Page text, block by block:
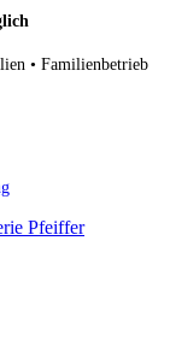
• Familienbetrieb